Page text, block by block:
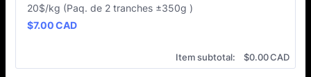
20$/kg (Paq. de 2 tranches ±350g )
$7.00 CAD
$7.00CAD
Item subtotal: $0.00 CAD
$0.00CAD